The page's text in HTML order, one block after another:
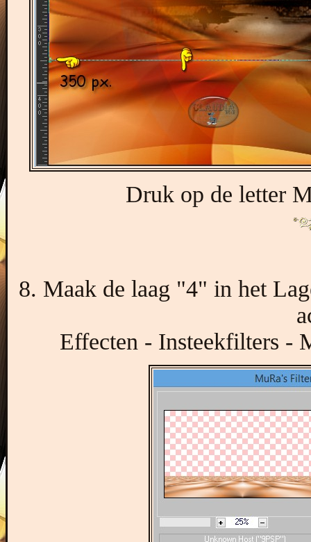
Druk op de letter
8. Maak de laag "4" in het
Effecten - Insteekfilters -